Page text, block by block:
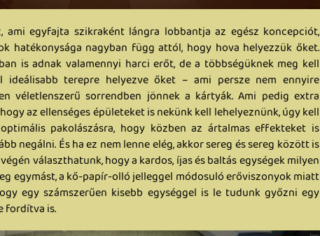
ami egyfajta szikraként lángra lobbantja az egész koncepciót,
hatékonysága nagyban függ attól, hogy hova helyezzük őket.
is adnak valamennyi harci erőt, de a többségüknek meg kell
ideálisabb terepre helyezve őket – ami persze nem ennyire
véletlenszerű sorrendben jönnek a kártyák. Ami pedig extra
az ellenséges épületeket is nekünk kell lehelyeznünk, úgy kell
pakolászásra, hogy közben az ártalmas effekteket is
negálni. És ha ez nem lenne elég, akkor sereg és sereg között is
választhatunk, hogy a kardos, íjas és baltás egységek milyen
egymást, a kő-papír-olló jelleggel módosuló erőviszonyok miatt
egy számszerűen kisebb egységgel is le tudunk győzni egy
fordítva is.